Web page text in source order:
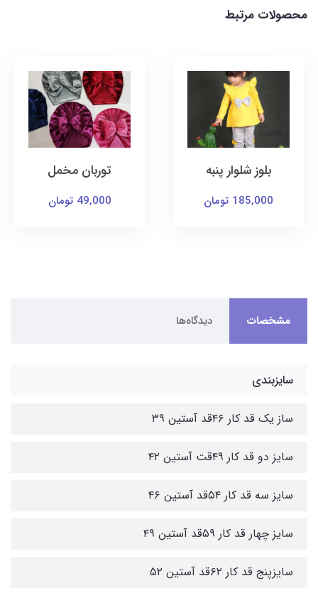
محصولات مرتبط
توربان مخمل
49,000 تومان
کت و سارافون
مشخصات دیدگاه‌ها
سایزبندی
ساز یک قد کار ۴۶قد آستین ۳۹
سایز دو قد کار ۴۹قت آستین ۴۲
سایز سه قد کار ۵۴قد آستین ۴۶
سایز چهار قد کار ۵۹قد آستین ۴۹
سایزپنج قد کار ۶۲قد آستین ۵۲